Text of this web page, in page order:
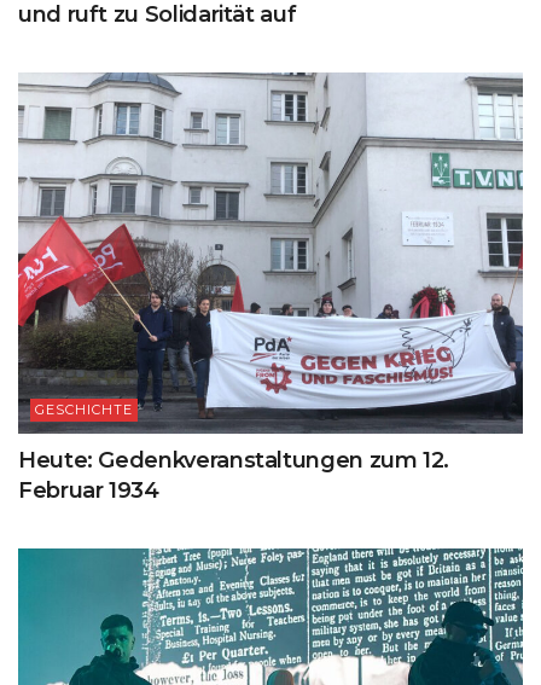
und ruft zu Solidarität auf
GESCHICHTE
Heute: Gedenkveranstaltungen zum 12.
Februar 1934